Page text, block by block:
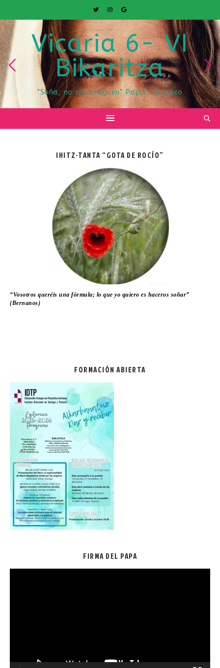
Vicaria 6- VI
Bikaritza
"Soña, no se arruguen" Papa Francisco
IHITZ-TANTA “GOTA DE ROCÍO”
“Vosotros queréis una fórmula; lo que yo quiero es haceros soñar”
(Bernanos)
FORMACIÓN ABIERTA
FIRMA DEL PAPA